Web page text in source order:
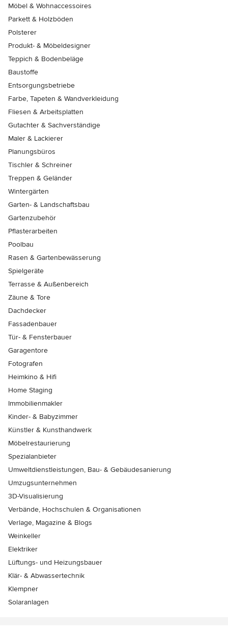
Möbel & Wohnaccessoires
Parkett & Holzböden
Polsterer
Produkt- & Möbeldesigner
Teppich & Bodenbeläge
Baustoffe
Entsorgungsbetriebe
Farbe, Tapeten & Wandverkleidung
Fliesen & Arbeitsplatten
Gutachter & Sachverständige
Maler & Lackierer
Planungsbüros
Tischler & Schreiner
Treppen & Geländer
Wintergärten
Garten- & Landschaftsbau
Gartenzubehör
Pflasterarbeiten
Poolbau
Rasen & Gartenbewässerung
Spielgeräte
Terrasse & Außenbereich
Zäune & Tore
Dachdecker
Fassadenbauer
Tür- & Fensterbauer
Garagentore
Fotografen
Heimkino & Hifi
Home Staging
Immobilienmakler
Kinder- & Babyzimmer
Künstler & Kunsthandwerk
Möbelrestaurierung
Spezialanbieter
Umweltdienstleistungen, Bau- & Gebäudesanierung
Umzugsunternehmen
3D-Visualisierung
Verbände, Hochschulen & Organisationen
Verlage, Magazine & Blogs
Weinkeller
Elektriker
Lüftungs- und Heizungsbauer
Klär- & Abwassertechnik
Klempner
Solaranlagen